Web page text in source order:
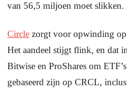
van 56,5 miljoen moet slikken.
Circle zorgt voor opwinding op
Het aandeel stijgt flink, en dat
Bitwise en ProShares om
gebaseerd zijn op CRCL,